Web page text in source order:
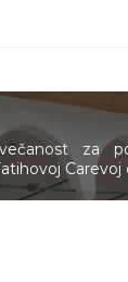
za
Carevoj